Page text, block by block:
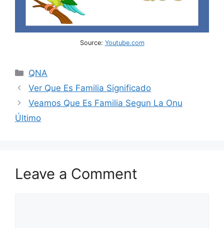
Source: Youtube.com
Categories
QNA
Ver Que Es Familia Significado
Veamos Que Es Familia Segun La Onu
Último
Leave a Comment